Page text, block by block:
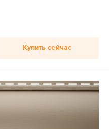
Купить сейчас